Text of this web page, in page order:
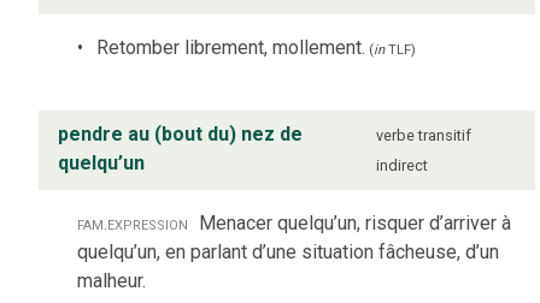
Retomber librement, mollement. (inTLF)
pendre au (bout du) nez de
quelqu’un
verbe transitif
indirect
fam.expression Menacer quelqu’un, risquer d’arriver à
quelqu’un, en parlant d’une situation fâcheuse, d’un
malheur.